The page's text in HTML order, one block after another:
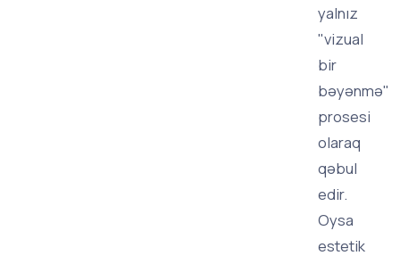
yalnız
"vizual
bir
bəyənmə"
prosesi
olaraq
qəbul
edir.
Oysa
estetik